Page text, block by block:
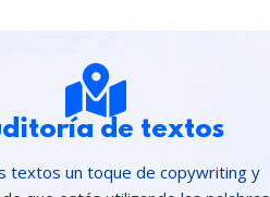
de textos
textos un toque de copywriting y